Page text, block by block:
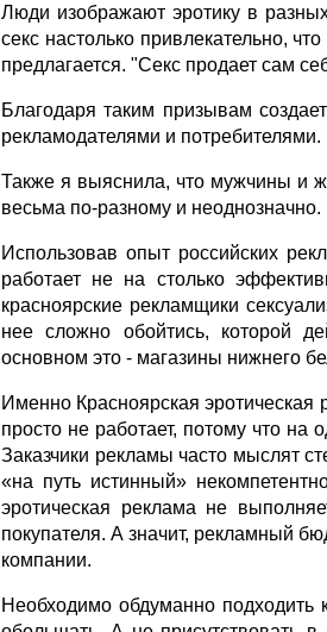
Люди изображают эротику в
секс настолько привлекательно,
предлагается. "Секс продает сам
Благодаря таким призывам
рекламодателями и потребителями.
Также я выяснила, что мужчины и
весьма по-разному и неоднозначно.
Использовав опыт российских
работает не на столько
красноярские рекламщики
нее сложно обойтись, которой
основном это - магазины нижнего
Именно Красноярская
просто не работает, потому что на
Заказчики рекламы часто мыслят
«на путь истинный»
эротическая реклама не
покупателя. А значит, рекламный
компании.
Необходимо обдуманно подходить